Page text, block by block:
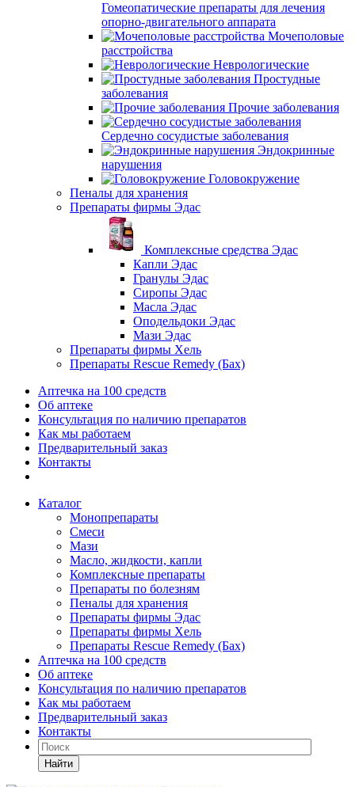
Гомеопатические препараты для лечения
опорно-двигательного аппарата
Мочеполовые
расстройства
Неврологические
Простудные
заболевания
Прочие заболевания
Сердечно сосудистые заболевания
Эндокринные
нарушения
Головокружение
Пеналы для хранения
Препараты фирмы Эдас
Комплексные средства Эдас
Капли Эдас
Гранулы Эдас
Сиропы Эдас
Масла Эдас
Оподельдоки Эдас
Мази Эдас
Препараты фирмы Хель
Препараты Rescue Remedy (Бах)
Аптечка на 100 средств
Об аптеке
Консультация по наличию препаратов
Как мы работаем
Предварительный заказ
Контакты
Каталог
Монопрепараты
Смеси
Мази
Масло, жидкости, капли
Комплексные препараты
Препараты по болезням
Пеналы для хранения
Препараты фирмы Эдас
Препараты фирмы Хель
Препараты Rescue Remedy (Бах)
Аптечка на 100 средств
Об аптеке
Консультация по наличию препаратов
Как мы работаем
Предварительный заказ
Контакты
Найти